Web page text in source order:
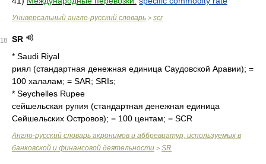
Универсальный англо-русский словарь > scr
18
SR
* Saudi Riyal
риял (стандартная денежная единица Саудовской Аравии); =
100 халалам; = SAR; SRIs;
* Seychelles Rupee
сейшельская рупия (стандартная денежная единица
Сейшельских Островов); = 100 центам; = SCR
Англо-русский словарь акронимов и аббревиатур, используемых в
банковской и финансовой деятельности > SR